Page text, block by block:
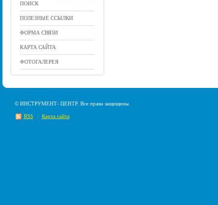
ПОИСК
ПОЛЕЗНЫЕ ССЫЛКИ
ФОРМА СВЯЗИ
КАРТА САЙТА
ФОТОГАЛЕРЕЯ
© ИНСТРУМЕНТ- ЦЕНТР. Все права защищены.
RSS Карта сайта